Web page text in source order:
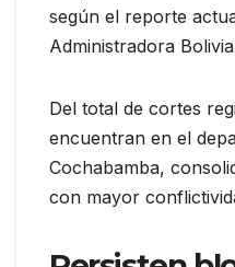
según el reporte
Administradora
Del total de cortes
encuentran en el
Cochabamba,
con mayor